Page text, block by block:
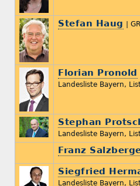
Stefan Haug |
Florian Pronold
Landesliste Bayern,
Stephan
Landesliste Bayern,
Franz
Siegfried
Landesliste Bayern,